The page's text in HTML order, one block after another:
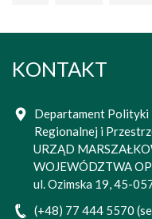
KONTAKT
Departament Polityki
Regionalnej i
URZĄD
WOJEWÓDZTWA
ul. Ozimska 19, 45-
(+48) 77 444 5570